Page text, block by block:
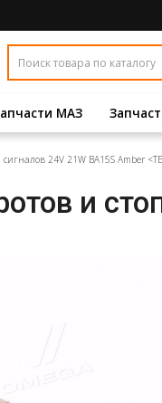
МАЗ
24V 21W BA15S Amber
и